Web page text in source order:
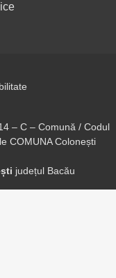
– C – Comună / Codul
COMUNA Colonești
județul Bacău